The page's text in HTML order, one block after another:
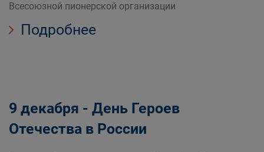
Всесоюзной пионерской организации
Подробнее
9 декабря - День Героев
Отечества в России